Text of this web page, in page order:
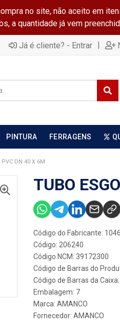
no site, não aceito em
a quantidade já vem
Já é cliente? - Entrar |
PINTURA FERRAGENS
PVC DN 40 X 6M
TUBO
Código do Fabricante:
Código: 206240
Código NCM: 39172300
Código de Barras do
Código de Barras da
Embalagem: 7
Marca: AMANCO
Fornecedor: AMANCO